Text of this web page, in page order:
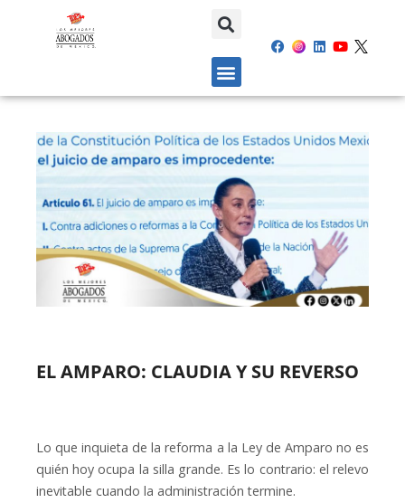
EL AMPARO: CLAUDIA Y SU REVERSO
Lo que inquieta de la reforma a la Ley de Amparo no es
quién hoy ocupa la silla grande. Es lo contrario: el relevo
inevitable cuando la administración termine.